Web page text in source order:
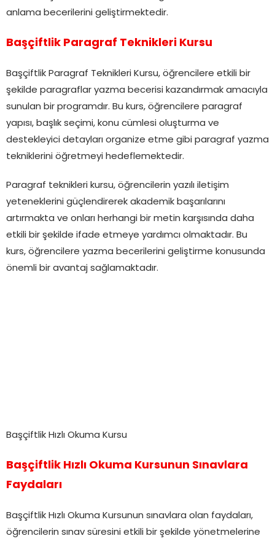
anlama becerilerini geliştirmektedir.
Başçiftlik Paragraf Teknikleri Kursu
Başçiftlik Paragraf Teknikleri Kursu, öğrencilere etkili bir
şekilde paragraflar yazma becerisi kazandırmak amacıyla
sunulan bir programdır. Bu kurs, öğrencilere paragraf
yapısı, başlık seçimi, konu cümlesi oluşturma ve
destekleyici detayları organize etme gibi paragraf yazma
tekniklerini öğretmeyi hedeflemektedir.
Paragraf teknikleri kursu, öğrencilerin yazılı iletişim
yeteneklerini güçlendirerek akademik başarılarını
artırmakta ve onları herhangi bir metin karşısında daha
etkili bir şekilde ifade etmeye yardımcı olmaktadır. Bu
kurs, öğrencilere yazma becerilerini geliştirme konusunda
önemli bir avantaj sağlamaktadır.
Başçiftlik Hızlı Okuma Kursu
Başçiftlik Hızlı Okuma Kursunun Sınavlara
Faydaları
Başçiftlik Hızlı Okuma Kursunun sınavlara olan faydaları,
öğrencilerin sınav süresini etkili bir şekilde yönetmelerine